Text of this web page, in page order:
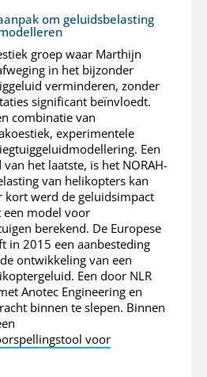
om geluidsbelasting
groep waar Marthijn
in het bijzonder
verminderen, zonder
significant beïnvloedt.
combinatie van
experimentele
Een
het laatste, is het NORAH-
van helikopters kan
kort werd de geluidsimpact
model voor
berekend. De Europese
in 2015 een aanbesteding
ontwikkeling van een
Een door NLR
Anotec Engineering en
binnen te slepen. Binnen
voor